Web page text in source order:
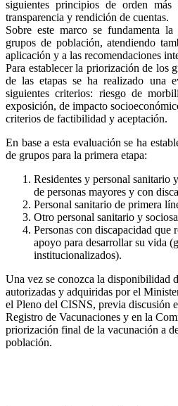
siguientes principios de orden más
transparencia y rendición de cuentas.
Sobre este marco se fundamenta
grupos de población, atendiendo
aplicación y a las recomendaciones
Para establecer la priorización de los
de las etapas se ha realizado una
siguientes criterios: riesgo de
exposición, de impacto
criterios de factibilidad y aceptación.
En base a esta evaluación se ha
de grupos para la primera etapa:
Residentes y personal sanitario
de personas mayores y con
Personal sanitario de primera
Otro personal sanitario y
Personas con discapacidad que
apoyo para desarrollar su vida
institucionalizados).
Una vez se conozca la disponibilidad
autorizadas y adquiridas por el
el Pleno del CISNS, previa discusión
Registro de Vacunaciones y en la
priorización final de la vacunación a
población.